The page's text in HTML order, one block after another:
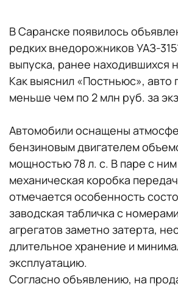
В Саранске появилось
редких внедорожников УАЗ-
выпуска, ранее находившихся
Как выяснил «Постньюс», авто
меньше чем по 2 млн руб. за
Автомобили оснащены
бензиновым двигателем
мощностью 78 л. с. В паре с
механическая коробка
отмечается особенность
заводская табличка с
агрегатов заметно затерта,
длительное хранение и
эксплуатацию.
Согласно объявлению, на